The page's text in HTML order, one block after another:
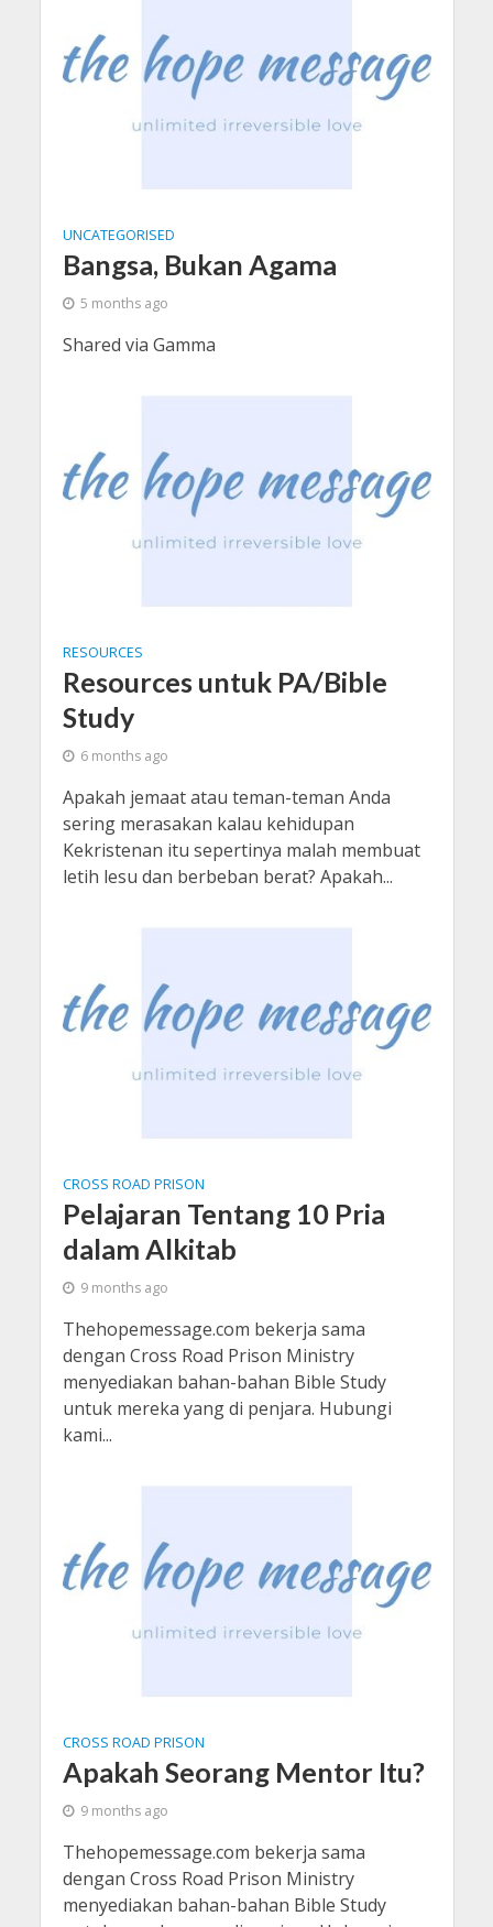
UNCATEGORISED
Bangsa, Bukan Agama
5 months ago
Shared via Gamma
RESOURCES
Resources untuk PA/Bible
Study
6 months ago
Apakah jemaat atau teman-teman Anda
sering merasakan kalau kehidupan
Kekristenan itu sepertinya malah membuat
letih lesu dan berbeban berat? Apakah...
CROSS ROAD PRISON
Pelajaran Tentang 10 Pria
dalam Alkitab
9 months ago
Thehopemessage.com bekerja sama
dengan Cross Road Prison Ministry
menyediakan bahan-bahan Bible Study
untuk mereka yang di penjara. Hubungi
kami...
CROSS ROAD PRISON
Apakah Seorang Mentor Itu?
9 months ago
Thehopemessage.com bekerja sama
dengan Cross Road Prison Ministry
menyediakan bahan-bahan Bible Study